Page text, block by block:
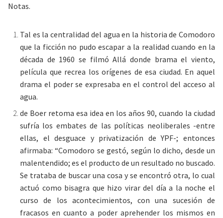
Notas.
Tal es la centralidad del agua en la historia de Comodoro
que la ficción no pudo escapar a la realidad cuando en la
década de 1960 se filmó Allá donde brama el viento,
película que recrea los orígenes de esa ciudad. En aquel
drama el poder se expresaba en el control del acceso al
agua.
de Boer retoma esa idea en los años 90, cuando la ciudad
sufría los embates de las políticas neoliberales -entre
ellas, el desguace y privatización de YPF-; entonces
afirmaba: “Comodoro se gestó, según lo dicho, desde un
malentendido; es el producto de un resultado no buscado.
Se trataba de buscar una cosa y se encontró otra, lo cual
actuó como bisagra que hizo virar del día a la noche el
curso de los acontecimientos, con una sucesión de
fracasos en cuanto a poder aprehender los mismos en